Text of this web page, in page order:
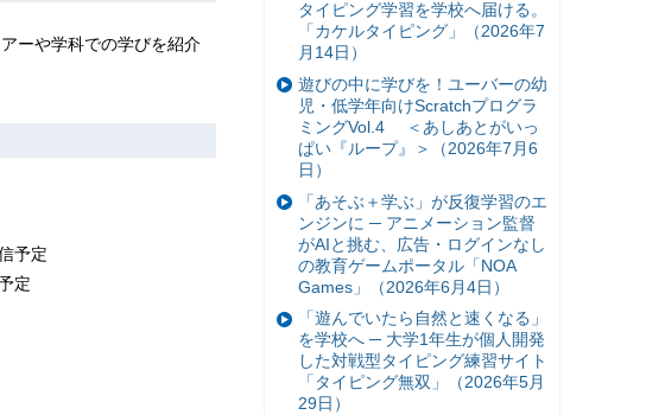
ーや学科での学びを紹介
予定
定
タイピング学習を学校へ届ける。
「カケルタイピング」（2026年7
月14日）
遊びの中に学びを！ユーバーの幼
児・低学年向けScratchプログラ
ミングVol.4 ＜あしあとがいっ
ぱい『ループ』＞（2026年7月6
日）
「あそぶ＋学ぶ」が反復学習のエ
ンジンに ─ アニメーション監督
がAIと挑む、広告・ログインなし
の教育ゲームポータル「NOA
Games」（2026年6月4日）
「遊んでいたら自然と速くなる」
を学校へ ─ 大学1年生が個人開発
した対戦型タイピング練習サイト
「タイピング無双」（2026年5月
29日）